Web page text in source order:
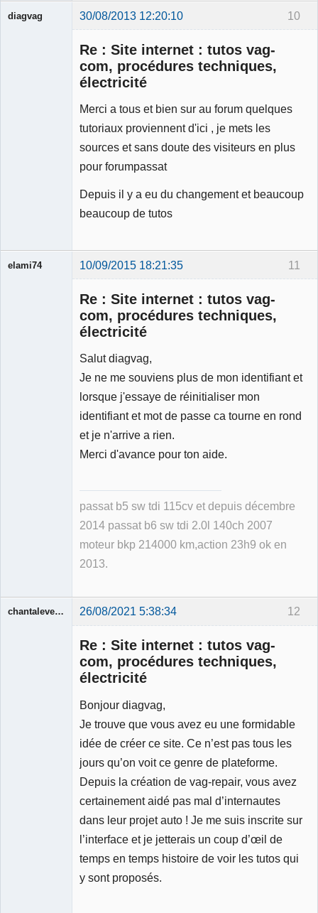
10
diagvag 30/08/2013 12:20:10
Re : Site internet : tutos vag-
com, procédures techniques,
électricité
Merci a tous et bien sur au forum quelques
tutoriaux proviennent d'ici , je mets les
sources et sans doute des visiteurs en plus
pour forumpassat
Depuis il y a eu du changement et beaucoup
beaucoup de tutos
11
elami74 10/09/2015 18:21:35
Re : Site internet : tutos vag-
com, procédures techniques,
électricité
Salut diagvag,
Je ne me souviens plus de mon identifiant et
lorsque j'essaye de réinitialiser mon
identifiant et mot de passe ca tourne en rond
et je n'arrive a rien.
Merci d'avance pour ton aide.
passat b5 sw tdi 115cv et depuis décembre
2014 passat b6 sw tdi 2.0l 140ch 2007
moteur bkp 214000 km,action 23h9 ok en
2013.
12
chantalevermont 26/08/2021 5:38:34
Re : Site internet : tutos vag-
com, procédures techniques,
électricité
Bonjour diagvag,
Je trouve que vous avez eu une formidable
idée de créer ce site. Ce n’est pas tous les
jours qu’on voit ce genre de plateforme.
Depuis la création de vag-repair, vous avez
certainement aidé pas mal d’internautes
dans leur projet auto ! Je me suis inscrite sur
l’interface et je jetterais un coup d’œil de
temps en temps histoire de voir les tutos qui
y sont proposés.